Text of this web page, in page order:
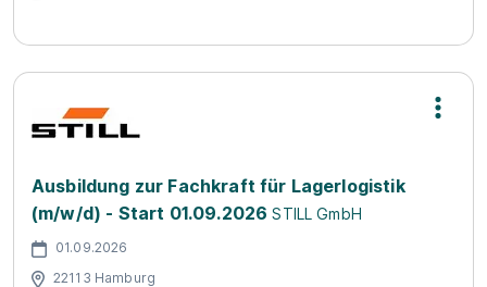
Ausbildung zur Fachkraft für Lagerlogistik
(m/w/d) - Start 01.09.2026 STILL GmbH
01.09.2026
22113 Hamburg